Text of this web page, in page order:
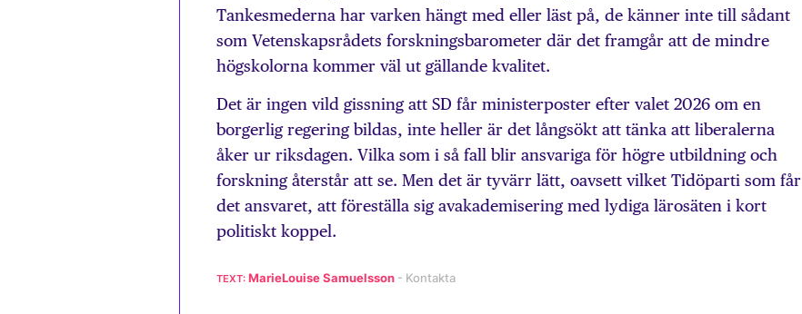
Tankesmederna har varken hängt med eller läst på, de känner inte till sådant
som Vetenskapsrådets forskningsbarometer där det framgår att de mindre
högskolorna kommer väl ut gällande kvalitet.
Det är ingen vild gissning att SD får ministerposter efter valet 2026 om en
borgerlig regering bildas, inte heller är det långsökt att tänka att liberalerna
åker ur riksdagen. Vilka som i så fall blir ansvariga för högre utbildning och
forskning återstår att se. Men det är tyvärr lätt, oavsett vilket Tidöparti som får
det ansvaret, att föreställa sig avakademisering med lydiga lärosäten i kort
politiskt koppel.
MarieLouise Samuelsson